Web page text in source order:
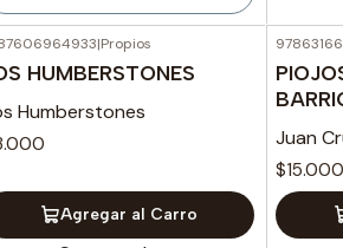
|Propios
HUMBERSTONES
Humberstones
Agregar al Carro
Juan
$15.000